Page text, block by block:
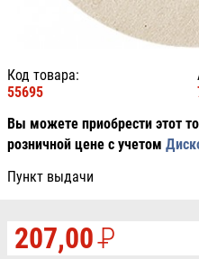
Код товара:
55695
Вы можете приобрести этот
розничной цене с учетом
Пункт выдачи
207,00P